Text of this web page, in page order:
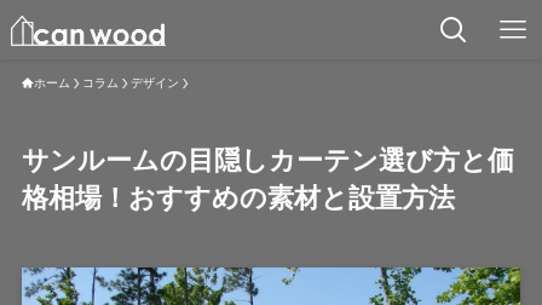
ホーム コラム デザイン
サンルームの目隠しカーテン選び方と価
格相場！おすすめの素材と設置方法